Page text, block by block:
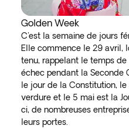
Golden Week
C'est la semaine de jours
Elle commence le 29 avril,
tenu, rappelant le temps
échec pendant la Seconde
le jour de la Constitution,
verdure et le 5 mai est la
ci, de nombreuses
leurs portes.